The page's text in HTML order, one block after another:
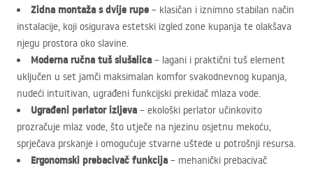
Zidna montaža s dvije rupe – klasičan i iznimno stabilan način
instalacije, koji osigurava estetski izgled zone kupanja te olakšava
njegu prostora oko slavine.
Moderna ručna tuš slušalica – lagani i praktični tuš element
uključen u set jamči maksimalan komfor svakodnevnog kupanja,
nudeći intuitivan, ugrađeni funkcijski prekidač mlaza vode.
Ugrađeni perlator izljeva – ekološki perlator učinkovito
prozračuje mlaz vode, što utječe na njezinu osjetnu mekoću,
sprječava prskanje i omogućuje stvarne uštede u potrošnji resursa.
Ergonomski prebacivač funkcija – mehanički prebacivač